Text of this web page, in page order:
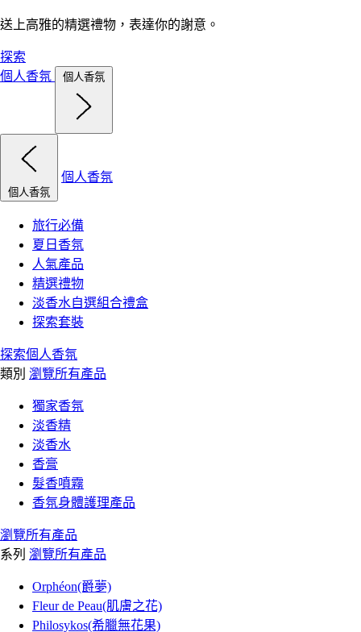
送上高雅的精選禮物，表達你的謝意。
探索
個人香氛
個人香氛
個人香氛
個人香氛
旅行必備
夏日香氛
人氣產品
精選禮物
淡香水自選組合禮盒
探索套裝
探索個人香氛
類別 瀏覽所有產品
獨家香氛
淡香精
淡香水
香膏
髮香噴霧
香氛身體護理產品
瀏覽所有產品
系列 瀏覽所有產品
Orphéon(爵夢)
Fleur de Peau(肌膚之花)
Philosykos(希臘無花果)